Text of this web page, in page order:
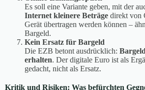
Es soll eine Variante geben, mit der
Internet kleinere Beträge direkt von
Gerät übertragen werden können –
Bargeld.
Kein Ersatz für Bargeld
Die EZB betont ausdrücklich:
erhalten. Der digitale Euro ist als
gedacht, nicht als Ersatz.
Kritik und Risiken: Was befürchten